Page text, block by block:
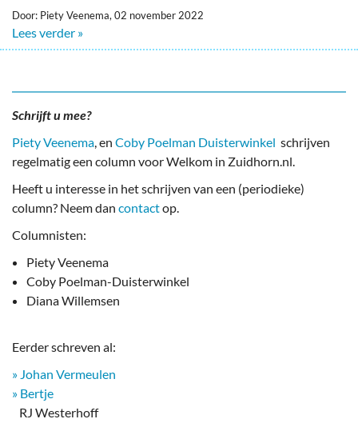
Door: Piety Veenema, 02 november 2022
Lees verder »
Schrijft u mee?
Piety Veenema, en Coby Poelman Duisterwinkel schrijven
regelmatig een column voor Welkom in Zuidhorn.nl.
Heeft u interesse in het schrijven van een (periodieke)
column? Neem dan contactop.
Columnisten:
Piety Veenema
Coby Poelman-Duisterwinkel
Diana Willemsen
Eerder schreven al:
» Johan Vermeulen
» Bertje
RJ Westerhoff